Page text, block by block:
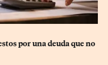
por una deuda que no